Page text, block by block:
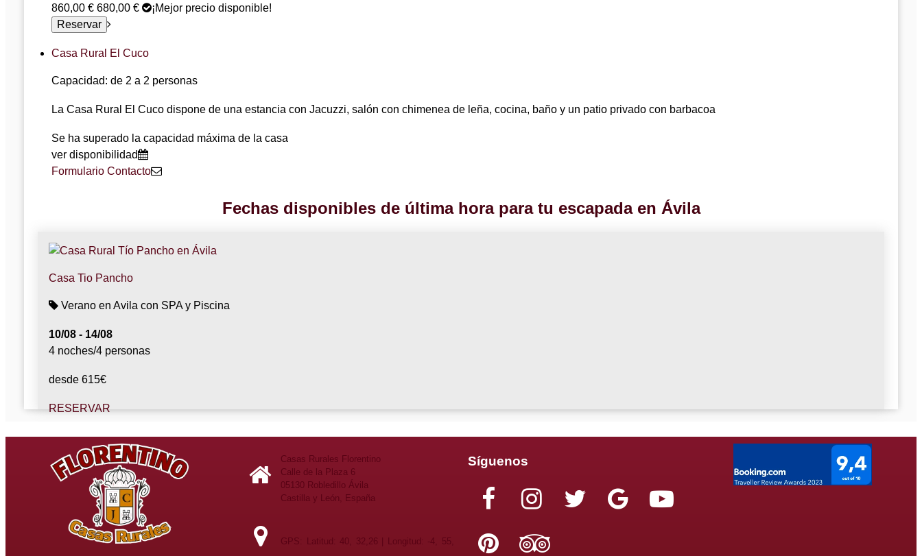
860,00 € 680,00 € ¡Mejor precio disponible!
Casa Rural El Cuco
Capacidad: de 2 a 2 personas
La Casa Rural El Cuco dispone de una estancia con Jacuzzi, salón con chimenea de leña, cocina, baño y un patio privado con barbacoa
Se ha superado la capacidad máxima de la casa
ver disponibilidad
Formulario Contacto
Fechas disponibles de última hora para tu escapada en Ávila
Casa Tio Pancho
Verano en Avila con SPA y Piscina
10/08 - 14/08
4 noches/4 personas
desde 615€
RESERVAR
Casa El Cuco
Verano en Ávila con Piscina y Jacuzzi
10/08 - 16/08
6 noches/2 personas
740€
Casas Rurales Florentino
Calle de la Plaza 6
05130 Robledillo Ávila
Castilla y León, España
GPS: Latitud: 40, 32,26 | Longitud: -4, 55,
Síguenos